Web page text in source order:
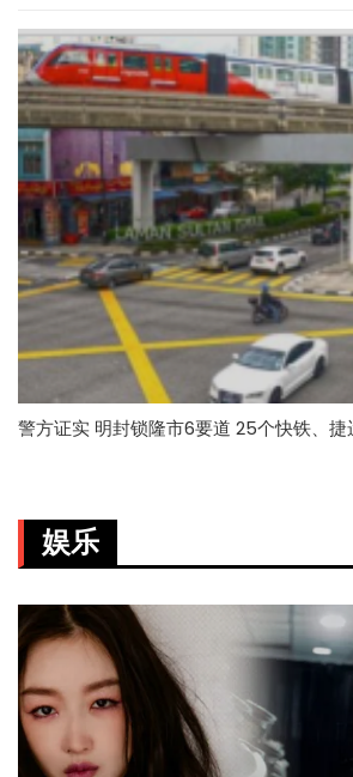
警方证实 明封锁隆市6要道 25个快铁、捷
娱乐